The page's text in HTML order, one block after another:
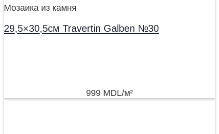
Мозаика из камня
29,5×30,5см Travertin Galben №30
999 MDL/м²